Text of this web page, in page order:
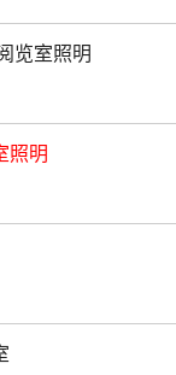
览室照明
照明